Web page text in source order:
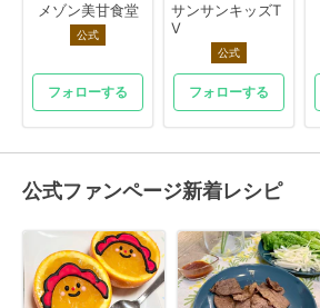
メゾン美甘食堂
公式
フォローする
サンサンキッズT
V
公式
フォローする
公式ファンページ新着レシピ